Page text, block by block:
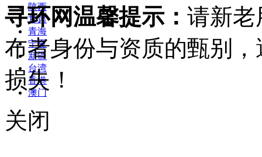
陕西
甘肃
青海
宁夏
新疆
台湾
香港
澳门
寻环网温馨提示： 请新老
布者身份与资质的甄别
损失！
关闭